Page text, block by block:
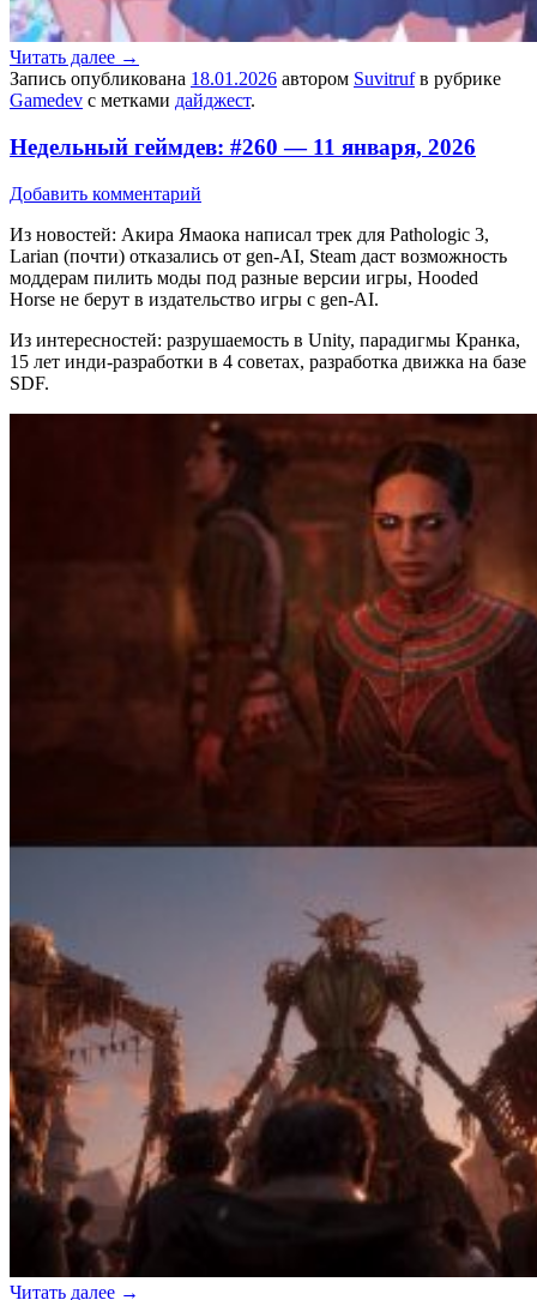
Читать далее →
Запись опубликована 18.01.2026 автором Suvitrufв рубрике
Gamedev с метками дайджест.
Недельный геймдев: #260 — 11 января, 2026
Добавить комментарий
Из новостей: Акира Ямаока написал трек для Pathologic 3,
Larian (почти) отказались от gen-AI, Steam даст возможность
моддерам пилить моды под разные версии игры, Hooded
Horse не берут в издательство игры с gen-AI.
Из интересностей: разрушаемость в Unity, парадигмы Кранка,
15 лет инди-разработки в 4 советах, разработка движка на базе
SDF.
Читать далее →